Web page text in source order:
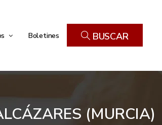
Boletines BUSCAR
(MURCIA)